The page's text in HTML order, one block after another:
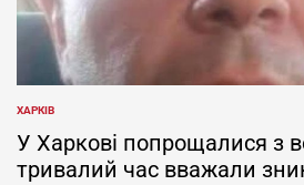
ОПУБЛІКУВАТИ
У
ХАРКІВ
У Харкові попрощалися з
тривалий час вважали